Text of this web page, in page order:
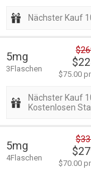
Nächster Kauf
5mg
3Flaschen
$75.00
Nächster Kauf
Kostenlosen
5mg
4Flaschen
$70.00